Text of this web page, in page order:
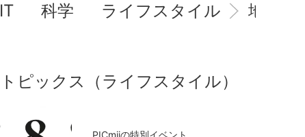
IT 科学 ライフスタイル 地域情
トピックス（ライフスタイル）